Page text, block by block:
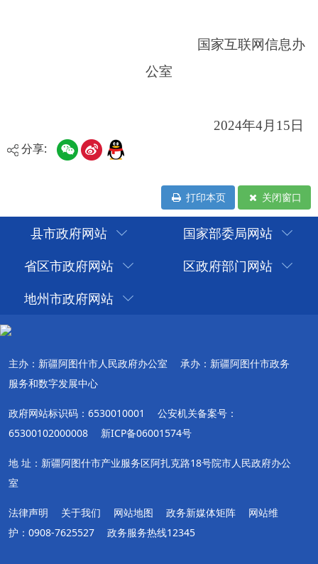
分享:
打印本页 关闭窗口
县市政府网站
国家部委局网站
省区市政府网站
区政府部门网站
地州市政府网站
主办：新疆阿图什市人民政府办公室
承办：新疆阿图什市政务
服务和数字发展中心
政府网站标识码：6530010001
公安机关备案号：
65300102000008
新ICP备06001574号
地 址：新疆阿图什市产业服务区阿扎克路18号院市人民政府办公
室
法律声明 关于我们 网站地图 政务新媒体矩阵
网站维
护：0908-7625527
政务服务热线12345